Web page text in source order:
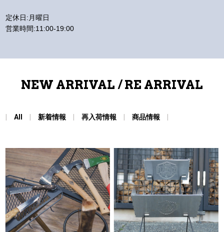
定休日:月曜日
営業時間:11:00-19:00
NEW ARRIVAL / RE ARRIVAL
All 新着情報 再入荷情報 商品情報